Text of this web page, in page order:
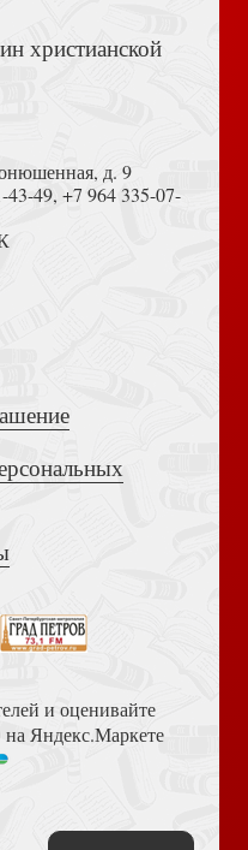
Мария у яслей
(Ваката) 41
3 (Б23А60125)
твой дом»10*15
10*15, (Ваката)
Африканский)
России (2024)
д. 9
43-49, +7 964 335-07-